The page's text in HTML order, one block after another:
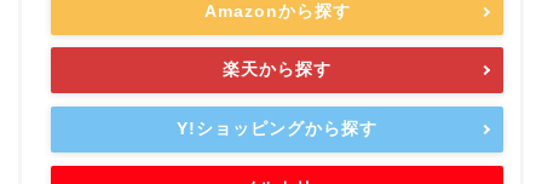
Amazonから探す
楽天から探す
Y!ショッピングから探す